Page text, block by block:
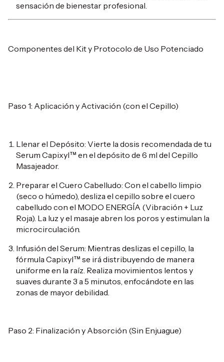
sensación de bienestar profesional.
Componentes del Kit y Protocolo de Uso Potenciado
Paso 1: Aplicación y Activación (con el Cepillo)
Llenar el Depósito: Vierte la dosis recomendada de tu
Serum Capixyl™ en el depósito de 6 ml del Cepillo
Masajeador.
Preparar el Cuero Cabelludo: Con el cabello limpio
(seco o húmedo), desliza el cepillo sobre el cuero
cabelludo con el MODO ENERGÍA (Vibración + Luz
Roja). La luz y el masaje abren los poros y estimulan la
microcirculación.
Infusión del Serum: Mientras deslizas el cepillo, la
fórmula Capixyl™ se irá distribuyendo de manera
uniforme en la raíz. Realiza movimientos lentos y
suaves durante 3 a 5 minutos, enfocándote en las
zonas de mayor debilidad.
Paso 2: Finalización y Absorción (Sin Enjuague)